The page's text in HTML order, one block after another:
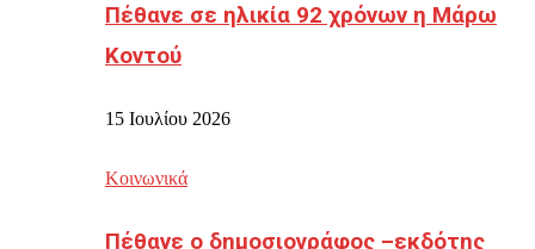
Πέθανε σε ηλικία 92 χρόνων η Μάρω
Κοντού
15 Ιουλίου 2026
Κοινωνικά
Πέθανε ο δημοσιογράφος –εκδότης